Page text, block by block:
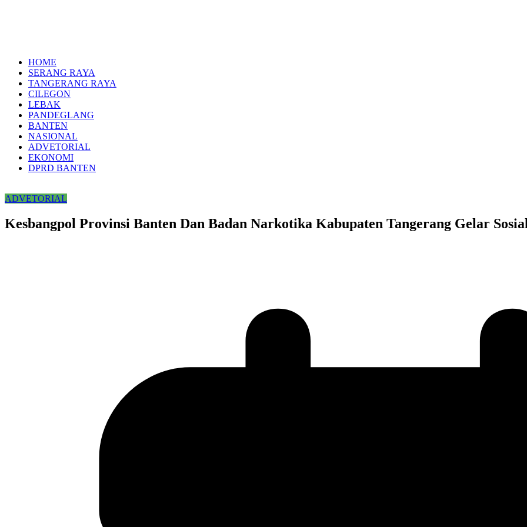
HOME
SERANG RAYA
TANGERANG RAYA
CILEGON
LEBAK
PANDEGLANG
BANTEN
NASIONAL
ADVETORIAL
EKONOMI
DPRD BANTEN
ADVETORIAL
Kesbangpol Provinsi Banten Dan Badan Narkotika Kabupaten Tangerang Gelar